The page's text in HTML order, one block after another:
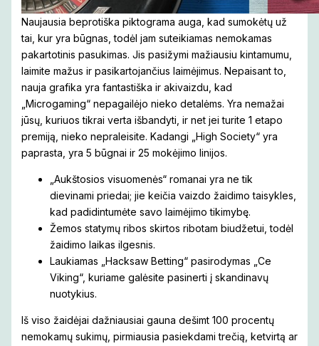
Naujausia beprotiška piktograma auga, kad sumokėtų už
tai, kur yra būgnas, todėl jam suteikiamas nemokamas
pakartotinis pasukimas. Jis pasižymi mažiausiu kintamumu,
laimite mažus ir pasikartojančius laimėjimus. Nepaisant to,
nauja grafika yra fantastiška ir akivaizdu, kad
„Microgaming“ nepagailėjo nieko detalėms. Yra nemažai
jūsų, kuriuos tikrai verta išbandyti, ir net jei turite 1 etapo
premiją, nieko nepraleisite. Kadangi „High Society“ yra
paprasta, yra 5 būgnai ir 25 mokėjimo linijos.
„Aukštosios visuomenės“ romanai yra ne tik
dievinami priedai; jie keičia vaizdo žaidimo taisykles,
kad padidintumėte savo laimėjimo tikimybę.
Žemos statymų ribos skirtos ribotam biudžetui, todėl
žaidimo laikas ilgesnis.
Laukiamas „Hacksaw Betting“ pasirodymas „Ce
Viking“, kuriame galėsite pasinerti į skandinavų
nuotykius.
Iš viso žaidėjai dažniausiai gauna dešimt 100 procentų
nemokamų sukimų, pirmiausia pasiekdami trečią, ketvirtą ar